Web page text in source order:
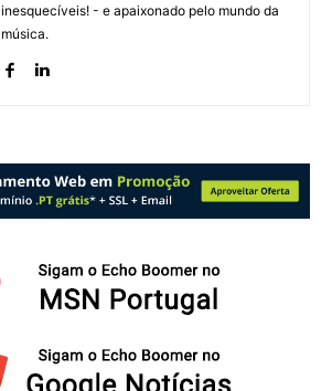
inesquecíveis! - e apaixonado pelo mundo da
música.